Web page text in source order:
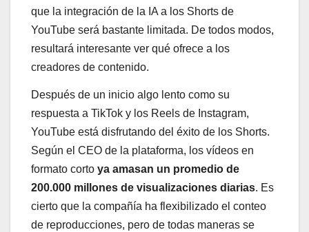
que la integración de la IA a los Shorts de
YouTube será bastante limitada. De todos modos,
resultará interesante ver qué ofrece a los
creadores de contenido.
Después de un inicio algo lento como su
respuesta a TikTok y los Reels de Instagram,
YouTube está disfrutando del éxito de los Shorts.
Según el CEO de la plataforma, los vídeos en
formato corto ya amasan un promedio de
200.000 millones de visualizaciones diarias. Es
cierto que la compañía ha flexibilizado el conteo
de reproducciones, pero de todas maneras se